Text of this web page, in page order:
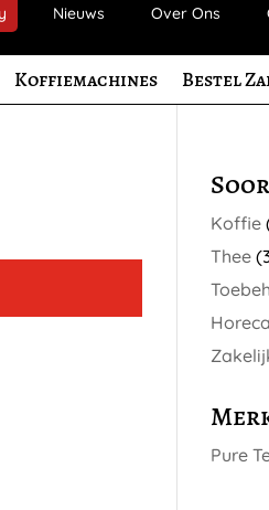
Nieuws Over Ons
Koffiemachines Bestel
Koffie
Thee
Horeca
Pure